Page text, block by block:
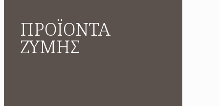
ΠΡΟΪΟΝΤΑ
ΖΥΜΗΣ